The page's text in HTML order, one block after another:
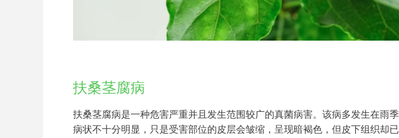
扶桑茎腐病
扶桑茎腐病是一种危害严重并且发生范围较广的真菌病害。该病多发生在雨
病状不十分明显，只是受害部位的皮层会皱缩，呈现暗褐色，但皮下组织却